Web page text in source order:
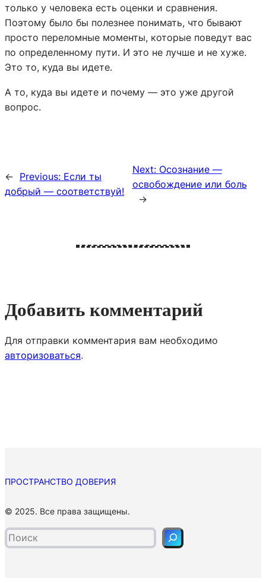
только у человека есть оценки и сравнения.
Поэтому было бы полезнее понимать, что бывают
просто переломные моменты, которые поведут вас
по определенному пути. И это не лучше и не хуже.
Это то, куда вы идете.
А то, куда вы идете и почему — это уже другой
вопрос.
← Previous: Если ты
добрый — соответствуй!
Next: Осознание —
освобождение или боль
→
Добавить комментарий
Для отправки комментария вам необходимо
авторизоваться.
ПРОСТРАНСТВО ДОВЕРИЯ
© 2025. Все права защищены.
о
и